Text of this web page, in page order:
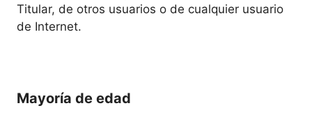
Titular, de otros usuarios o de cualquier usuario
de Internet.
Mayoría de edad